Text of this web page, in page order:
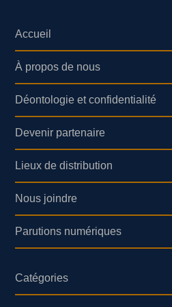
Accueil
À propos de nous
Déontologie et confidentialité
Devenir partenaire
Lieux de distribution
Nous joindre
Parutions numériques
Catégories